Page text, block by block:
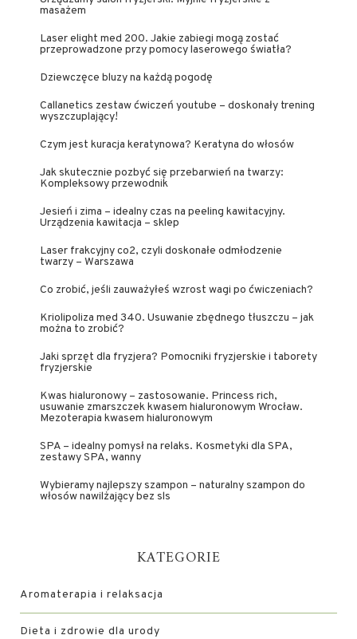
masażem
Laser elight med 200. Jakie zabiegi mogą zostać
przeprowadzone przy pomocy laserowego światła?
Dziewczęce bluzy na każdą pogodę
Callanetics zestaw ćwiczeń youtube – doskonały trening
wyszczuplający!
Czym jest kuracja keratynowa? Keratyna do włosów
Jak skutecznie pozbyć się przebarwień na twarzy:
Kompleksowy przewodnik
Jesień i zima – idealny czas na peeling kawitacyjny.
Urządzenia kawitacja – sklep
Laser frakcyjny co2, czyli doskonałe odmłodzenie
twarzy – Warszawa
Co zrobić, jeśli zauważyłeś wzrost wagi po ćwiczeniach?
Kriolipoliza med 340. Usuwanie zbędnego tłuszczu – jak
można to zrobić?
Jaki sprzęt dla fryzjera? Pomocniki fryzjerskie i taborety
fryzjerskie
Kwas hialuronowy – zastosowanie. Princess rich,
usuwanie zmarszczek kwasem hialuronowym Wrocław.
Mezoterapia kwasem hialuronowym
SPA – idealny pomysł na relaks. Kosmetyki dla SPA,
zestawy SPA, wanny
Wybieramy najlepszy szampon – naturalny szampon do
włosów nawilżający bez sls
KATEGORIE
Aromaterapia i relaksacja
Dieta i zdrowie dla urody